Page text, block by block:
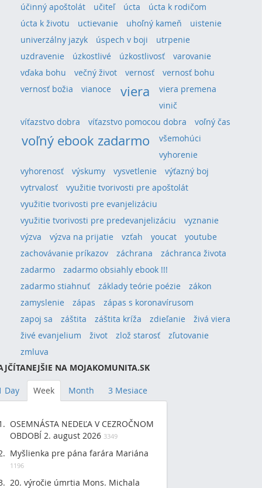
účinný apoštolát
učiteľ úcta
úcta k rodičom
úcta k životu
uctievanie uhoľný kameň
uistenie
univerzálny jazyk
úspech v boji
utrpenie
uzdravenie
úzkostlivé úzkostlivosť
varovanie
vďaka bohu
večný život vernosť
vernosť bohu
vernosť božia
vianoce viera
viera premena
vinič
víťazstvo dobra
víťazstvo pomocou dobra voľný čas
voľný ebook zadarmo
všemohúci
vyhorenie
vyhorenosť
výskumy vysvetlenie
výťazný boj
vytrvalosť
využitie tvorivosti pre apoštolát
využitie tvorivosti pre evanjelizáciu
využitie tvorivosti pre predevanjelizáciu
vyznanie
výzva
výzva na prijatie vzťah youcat
youtube
zachovávanie príkazov
záchrana
záchranca života
zadarmo
zadarmo obsiahly ebook !!!
zadarmo stiahnuť
základy teórie poézie
zákon
zamyslenie
zápas
zápas s koronavírusom
zapoj sa
záštita záštita kríža zdieľanie
živá viera
živé evanjelium
život zlož starosť
zľutovanie
zmluva
NA MOJAKOMUNITA.SK
Day Week Month 3 Mesiace
OSEMNÁSTA NEDEĽA V CEZROČNOM
OBDOBÍ 2. august 2026 3349
Myšlienka pre pána farára Mariána
1196
20. výročie úmrtia Mons. Michala